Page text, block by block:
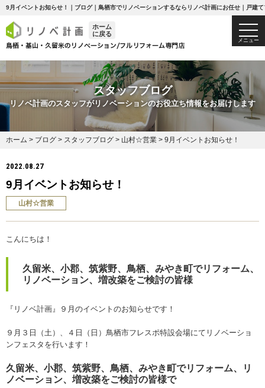
9月イベントお知らせ！｜ブログ｜鳥栖市でリノベーションするならリノベ計画にお任せ｜戸建
ホーム
に戻る
メニュー
スタッフブログ
リノベ計画のスタッフがリノベーションのお役立ち情報をお届けします
ホーム > ブログ > スタッフブログ > 山村☆営業 > 9月イベントお知らせ！
2022.08.27
9月イベントお知らせ！
山村☆営業
こんにちは！
久留米、小郡、筑紫野、鳥栖、みやき町でリフォーム、
リノベーション、増改築をご検討の皆様
『リノベ計画』９月のイベントのお知らせです！
９月３日（土）、４日（日）鳥栖市フレスポ特設会場にてリノベーショ
ンフェスタを行います！
久留米、小郡、筑紫野、鳥栖、みやき町でリフォーム、リ
ノベーション、増改築をご検討の皆様で